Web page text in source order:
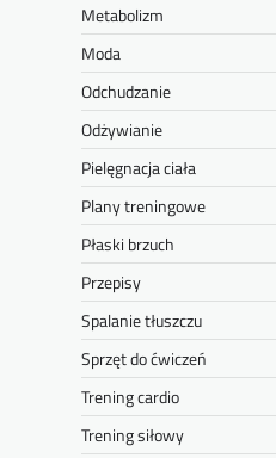
Metabolizm
Moda
Odchudzanie
Odżywianie
Pielęgnacja ciała
Plany treningowe
Płaski brzuch
Przepisy
Spalanie tłuszczu
Sprzęt do ćwiczeń
Trening cardio
Trening siłowy